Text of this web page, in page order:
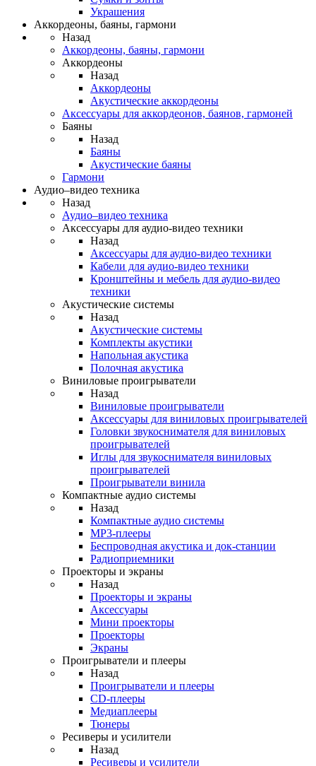
Украшения
Аккордеоны, баяны, гармони
Назад
Аккордеоны, баяны, гармони
Аккордеоны
Назад
Аккордеоны
Акустические аккордеоны
Аксессуары для аккордеонов, баянов, гармоней
Баяны
Назад
Баяны
Акустические баяны
Гармони
Аудио–видео техника
Назад
Аудио–видео техника
Аксессуары для аудио-видео техники
Назад
Аксессуары для аудио-видео техники
Кабели для аудио-видео техники
Кронштейны и мебель для аудио-видео
техники
Акустические системы
Назад
Акустические системы
Комплекты акустики
Напольная акустика
Полочная акустика
Виниловые проигрыватели
Назад
Виниловые проигрыватели
Аксессуары для виниловых проигрывателей
Головки звукоснимателя для виниловых
проигрывателей
Иглы для звукоснимателя виниловых
проигрывателей
Проигрыватели винила
Компактные аудио системы
Назад
Компактные аудио системы
MP3-плееры
Беспроводная акустика и док-станции
Радиоприемники
Проекторы и экраны
Назад
Проекторы и экраны
Аксессуары
Мини проекторы
Проекторы
Экраны
Проигрыватели и плееры
Назад
Проигрыватели и плееры
CD-плееры
Медиаплееры
Тюнеры
Ресиверы и усилители
Назад
Ресиверы и усилители